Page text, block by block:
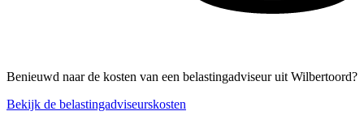
Benieuwd naar de kosten van een belastingadviseur uit Wilbertoord?
Bekijk de belastingadviseurskosten